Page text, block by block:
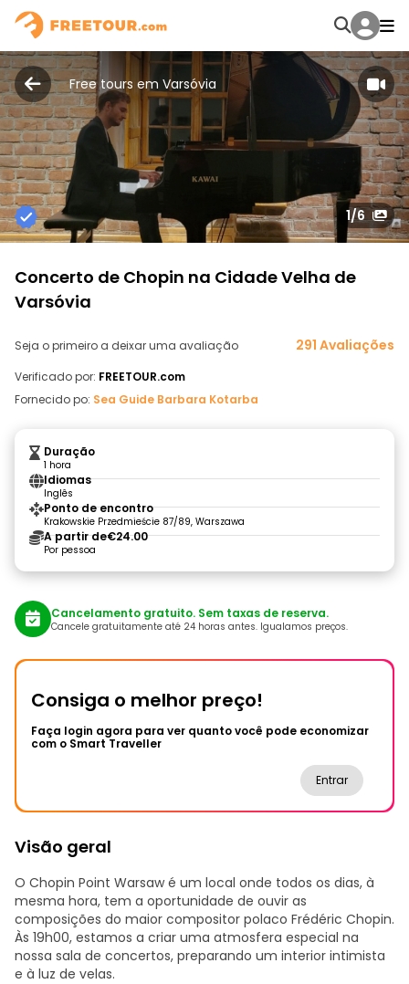
Free tours em Varsóvia
1/6
Concerto de Chopin na Cidade Velha de
Varsóvia
Seja o primeiro a deixar uma avaliação 291 Avaliações
Verificado por: FREETOUR.com
Fornecido po: Sea Guide Barbara Kotarba
Duração
1 hora
Idiomas
Inglês
Ponto de encontro
Krakowskie Przedmieście 87/89, Warszawa
A partir de€24.00
Por pessoa
Cancelamento gratuito. Sem taxas de reserva.
Cancele gratuitamente até 24 horas antes. Igualamos preços.
Consiga o melhor preço!
Faça login agora para ver quanto você pode economizar
com o Smart Traveller
Entrar
Visão geral
O Chopin Point Warsaw é um local onde todos os dias, à
mesma hora, tem a oportunidade de ouvir as
composições do maior compositor polaco Frédéric Chopin.
Às 19h00, estamos a criar uma atmosfera especial na
nossa sala de concertos, preparando um interior intimista
e à luz de velas.